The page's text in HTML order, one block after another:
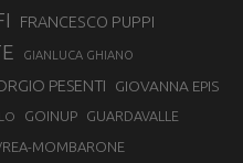
FRANCESCO PUPPI
GIANLUCA GHIANO
PESENTI GIOVANNA EPIS
GOINUP GUARDAVALLE
MOMBARONE